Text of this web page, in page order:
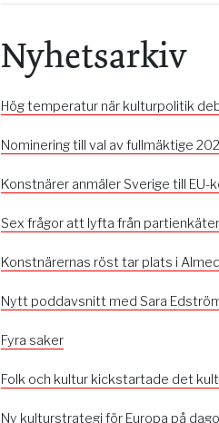
Nyhetsarkiv
Hög temperatur när kulturpolitik
Nominering till val av fullmäktige
Konstnärer anmäler Sverige till EU-
Sex frågor att lyfta från
Konstnärernas röst tar plats i
Nytt poddavsnitt med Sara
Fyra saker
Folk och kultur kickstartade det
Ny kulturstrategi för Europa på